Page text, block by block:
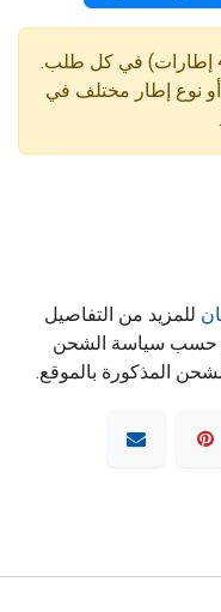
نوع إطار مختلف في
للمزيد من التفاصيل
حسب سياسة الشحن
المذكورة بالموقع.